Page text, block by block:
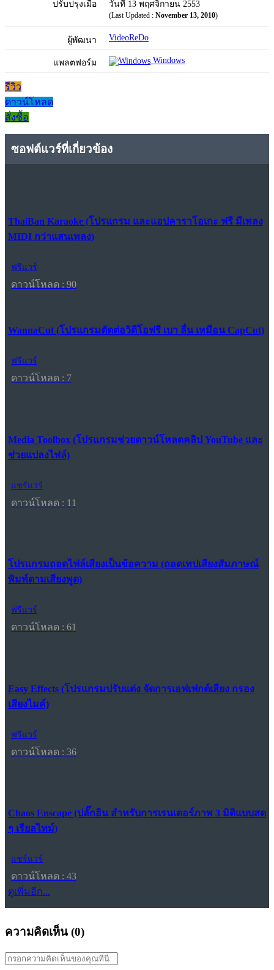
ปรับปรุงเมื่อ วันที่ 13 พฤศจิกายน 2553
(Last Updated : November 13, 2010)
ผู้พัฒนา VideoReDo
แพลตฟอร์ม Windows
รีวิว
ดาวน์โหลด
สั่งซื้อ
ซอฟต์แวร์ที่เกี่ยวข้อง
ThaiBan Karaoke (โปรแกรม และแอปคาราโอเกะ ฟรี มีเพลง
MIDI กว่าแสนเพลง)
ฟรีแวร์
ดาวน์โหลด : 90
WannaCut (โปรแกรมตัดต่อวิดีโอฟรี เบา ลื่น เหมือน CapCut)
ฟรีแวร์
ดาวน์โหลด : 7
Media Toolbox (โปรแกรมช่วยดาวน์โหลดคลิป YouTube และ
ช่วยแปลงไฟล์)
แชร์แวร์
ดาวน์โหลด : 11
โปรแกรมถอดไฟล์เสียงเป็นข้อความ (ถอดเทปเสียงสัมภาษณ์
พิมพ์ตามเสียงพูด)
ฟรีแวร์
ดาวน์โหลด : 61
Easy Effects (โปรแกรมปรับแต่ง จัดการเอฟเฟกต์เสียง กรอง
เสียงไมค์)
ฟรีแวร์
ดาวน์โหลด : 36
Chaos Enscape (ปลั๊กอิน สำหรับการเรนเดอร์ภาพ 3 มิติแบบสด
ๆ เรียลไทม์)
แชร์แวร์
ดาวน์โหลด : 43
ดูเพิ่มอีก...
ความคิดเห็น (0)